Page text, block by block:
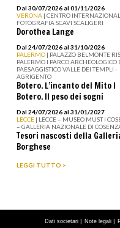
Dal 30/07/2026 al 01/11/2026
VERONA | CENTRO
FOTOGRAFIA SCAVI SCALIGERI
Dorothea Lange
Dal 24/07/2026 al 31/10/2026
PALERMO | PALAZZO BELMONTE
PALERMO I PARCO ARCHEOLOGICO
PAESAGGISTICO VALLE DEI TEMPLI -
AGRIGENTO
Botero. L’incanto del Mito I
Botero. Il peso dei sogni
Dal 24/07/2026 al 31/01/2027
LECCE | LECCE – MUSEO MUST I
– GALLERIA NAZIONALE DI
Tesori nascosti della
Borghese
LEGGI TUTTO >
Dati societari | Note legali |